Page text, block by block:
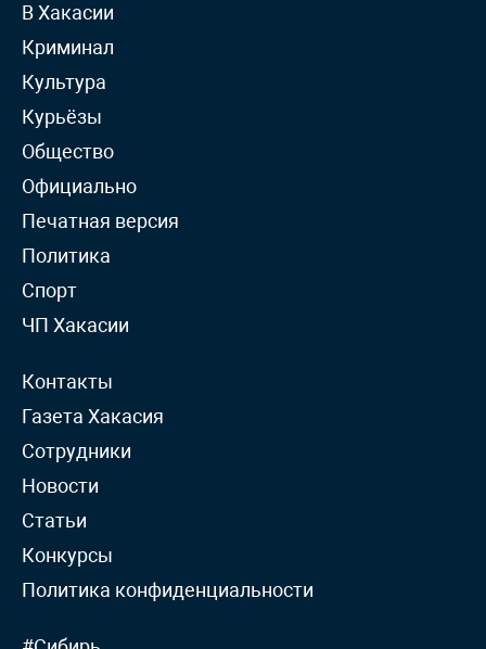
В Хакасии
Криминал
Культура
Курьёзы
Общество
Официально
Печатная версия
Политика
Спорт
ЧП Хакасии
Контакты
Газета Хакасия
Сотрудники
Новости
Статьи
Конкурсы
Политика конфиденциальности